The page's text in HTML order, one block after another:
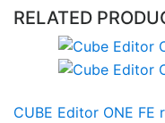
RELATED
CUBE Editor ONE FE